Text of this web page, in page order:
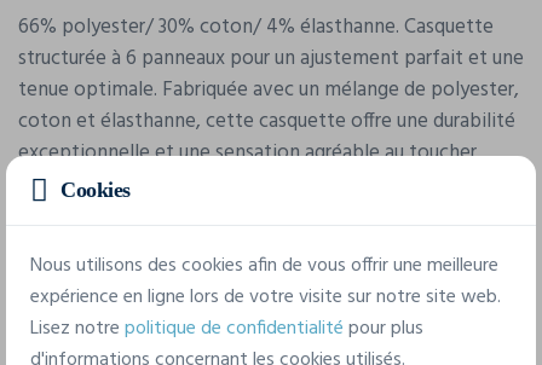
66% polyester/ 30% coton/ 4% élasthanne. Casquette
structurée à 6 panneaux pour un ajustement parfait et une
tenue optimale. Fabriquée avec un mélange de polyester,
coton et élasthanne, cette casquette offre une durabilité
exceptionnelle et une sensation agréable au toucher.
Œillets cousus pour une meilleure ventilation et une
avec 8 coutures pour une finition résistante et soignée.
Cookies
Nous utilisons des cookies afin de vous offrir une meilleure
expérience en ligne lors de votre visite sur notre site web.
Lisez notrepolitique de confidentialitépour plus